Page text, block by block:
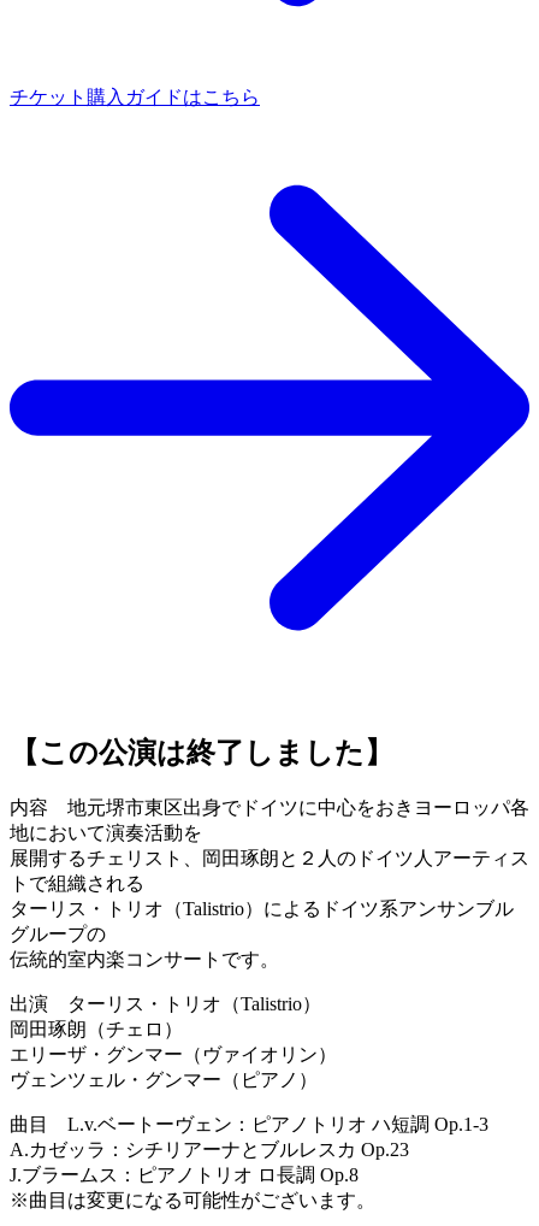
チケット購入ガイドはこちら
【この公演は終了しました】
内容 地元堺市東区出身でドイツに中心をおきヨーロッパ各
地において演奏活動を
展開するチェリスト、岡田琢朗と２人のドイツ人アーティス
トで組織される
ターリス・トリオ（Talistrio）によるドイツ系アンサンブル
グループの
伝統的室内楽コンサートです。
出演 ターリス・トリオ（Talistrio）
岡田琢朗（チェロ）
エリーザ・グンマー（ヴァイオリン）
ヴェンツェル・グンマー（ピアノ）
曲目 L.v.ベートーヴェン：ピアノトリオ ハ短調 Op.1-3
A.カゼッラ：シチリアーナとブルレスカ Op.23
J.ブラームス：ピアノトリオ ロ長調 Op.8
※曲目は変更になる可能性がございます。